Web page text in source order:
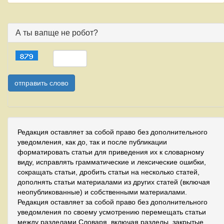
А ты вапще не робот?
Редакция оставляет за собой право без дополнительного
уведомления, как до, так и после публикации
форматировать статьи для приведения их к словарному
виду, исправлять грамматические и лексические ошибки,
сокращать статьи, дробить статьи на несколько статей,
дополнять статьи материалами из других статей (включая
неопубликованные) и собственными материалами.
Редакция оставляет за собой право без дополнительного
уведомления по своему усмотрению перемещать статьи
между разделами Словаря, включая разделы, закрытые